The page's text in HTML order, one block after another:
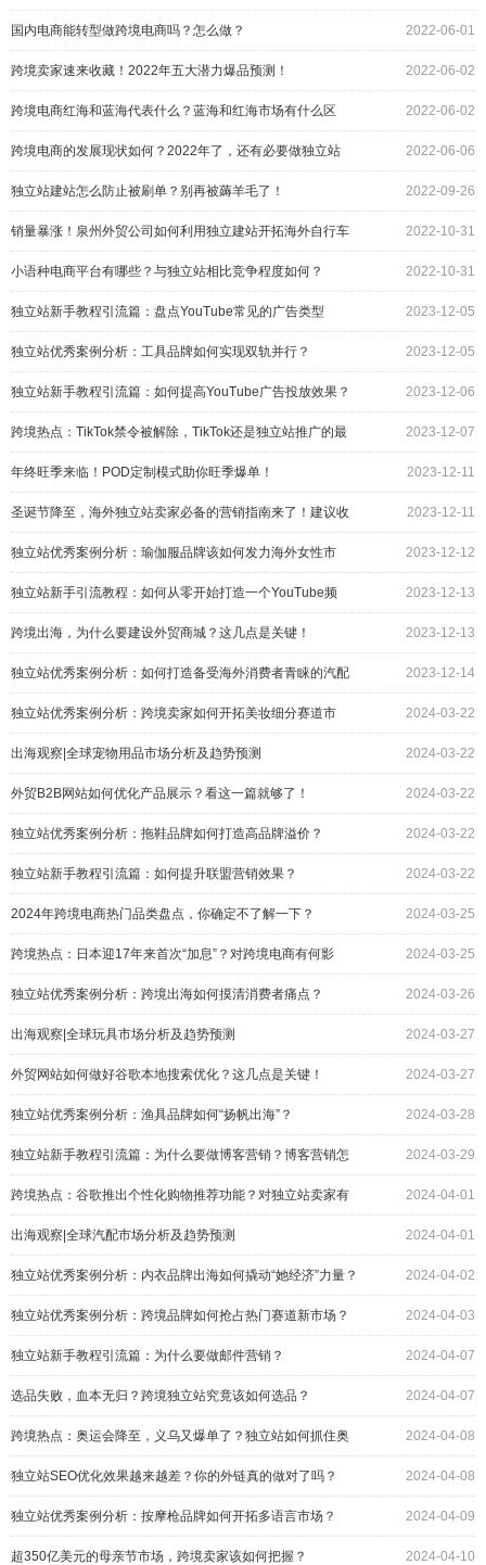
国内电商能转型做跨境电商吗？怎么做？ 2022-06-01
跨境卖家速来收藏！2022年五大潜力爆品预测！ 2022-06-02
跨境电商红海和蓝海代表什么？蓝海和红海市场有什么区
别？
2022-06-02
跨境电商的发展现状如何？2022年了，还有必要做独立站
吗？
2022-06-06
独立站建站怎么防止被刷单？别再被薅羊毛了！ 2022-09-26
销量暴涨！泉州外贸公司如何利用独立建站开拓海外自行车
市场？
2022-10-31
小语种电商平台有哪些？与独立站相比竞争程度如何？ 2022-10-31
独立站新手教程引流篇：盘点YouTube常见的广告类型 2023-12-05
独立站优秀案例分析：工具品牌如何实现双轨并行？ 2023-12-05
独立站新手教程引流篇：如何提高YouTube广告投放效果？ 2023-12-06
跨境热点：TikTok禁令被解除，TikTok还是独立站推广的最
佳选择吗？
2023-12-07
年终旺季来临！POD定制模式助你旺季爆单！ 2023-12-11
圣诞节降至，海外独立站卖家必备的营销指南来了！建议收
藏！
2023-12-11
独立站优秀案例分析：瑜伽服品牌该如何发力海外女性市
场？
2023-12-12
独立站新手引流教程：如何从零开始打造一个YouTube频
道？
2023-12-13
跨境出海，为什么要建设外贸商城？这几点是关键！ 2023-12-13
独立站优秀案例分析：如何打造备受海外消费者青睐的汽配
品牌？
2023-12-14
独立站优秀案例分析：跨境卖家如何开拓美妆细分赛道市
场？
2024-03-22
出海观察|全球宠物用品市场分析及趋势预测 2024-03-22
外贸B2B网站如何优化产品展示？看这一篇就够了！ 2024-03-22
独立站优秀案例分析：拖鞋品牌如何打造高品牌溢价？ 2024-03-22
独立站新手教程引流篇：如何提升联盟营销效果？ 2024-03-22
2024年跨境电商热门品类盘点，你确定不了解一下？ 2024-03-25
跨境热点：日本迎17年来首次“加息”？对跨境电商有何影
响？
2024-03-25
独立站优秀案例分析：跨境出海如何摸清消费者痛点？ 2024-03-26
出海观察|全球玩具市场分析及趋势预测 2024-03-27
外贸网站如何做好谷歌本地搜索优化？这几点是关键！ 2024-03-27
独立站优秀案例分析：渔具品牌如何“扬帆出海”？ 2024-03-28
独立站新手教程引流篇：为什么要做博客营销？博客营销怎
么做？
2024-03-29
跨境热点：谷歌推出个性化购物推荐功能？对独立站卖家有
何影响
2024-04-01
出海观察|全球汽配市场分析及趋势预测 2024-04-01
独立站优秀案例分析：内衣品牌出海如何撬动“她经济”力量？ 2024-04-02
独立站优秀案例分析：跨境品牌如何抢占热门赛道新市场？ 2024-04-03
独立站新手教程引流篇：为什么要做邮件营销？ 2024-04-07
选品失败，血本无归？跨境独立站究竟该如何选品？ 2024-04-07
跨境热点：奥运会降至，义乌又爆单了？独立站如何抓住奥
运经济？
2024-04-08
独立站SEO优化效果越来越差？你的外链真的做对了吗？ 2024-04-08
独立站优秀案例分析：按摩枪品牌如何开拓多语言市场？ 2024-04-09
超350亿美元的母亲节市场，跨境卖家该如何把握？ 2024-04-10